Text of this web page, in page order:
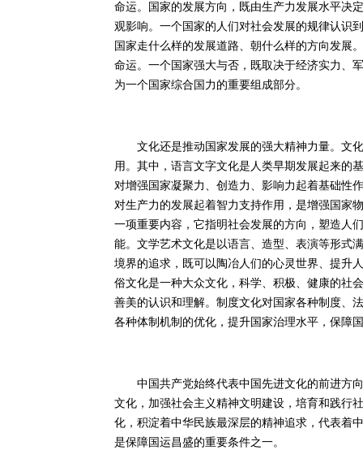
命运。国家的发展方向，既由生产力发展水平决
观影响。一个国家的人们对社会发展的规律认识
国家走什么样的发展道路、朝什么样的方向发展
命运。一个国家强大与否，既取决于经济实力、
为一个国家综合国力的重要组成部分。
文化还是推动国家发展的强大精神力量。文化
用。其中，语言文字文化是人类早期发展起来的
对增强国家凝聚力、创造力、影响力起着基础性
对生产力的发展起着智力支持作用，是增强国家
一项重要内容，它指明社会发展的方向，塑造人
能。文学艺术文化是以语言、造型、表演等形式
境界的追求，既可以陶冶人们的心灵世界、提升
俗文化是一种大众文化，科学、积极、健康的社
善美的认识和理解。制度文化对国家各种制度、
各种体制机制的优化，提升国家治理水平，保障
中国共产党始终代表中国先进文化的前进方向
文化，加强社会主义精神文明建设，培育和践行
化，积淀着中华民族最深层的精神追求，代表着
是保障国运昌盛的重要条件之一。